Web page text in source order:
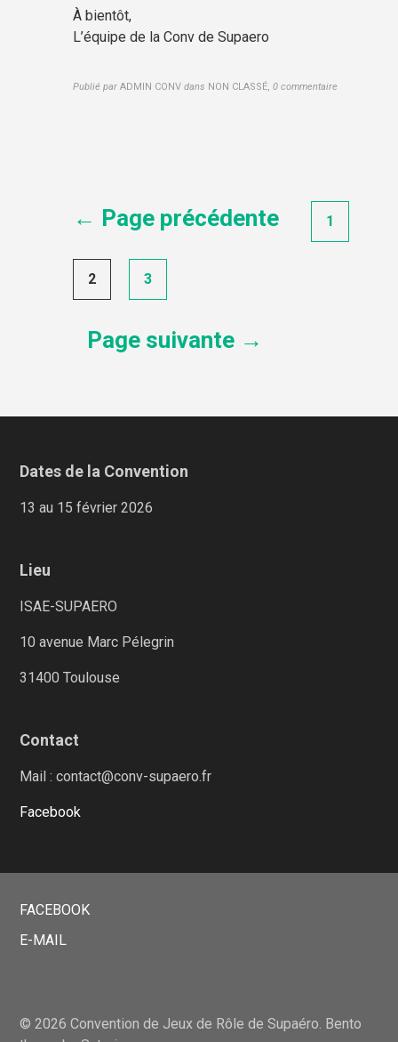
À bientôt,
L’équipe de la Conv de Supaero
Publié par ADMIN CONV dans NON CLASSÉ,0 commentaire
Navigation
des
articles
← Page précédente 1
2 3
Page suivante →
Dates de la Convention
13 au 15 février 2026
Lieu
ISAE-SUPAERO
10 avenue Marc Pélegrin
31400 Toulouse
Contact
Mail : contact@conv-supaero.fr
Facebook
FACEBOOK
E-MAIL
© 2026 Convention de Jeux de Rôle de Supaéro. Bento